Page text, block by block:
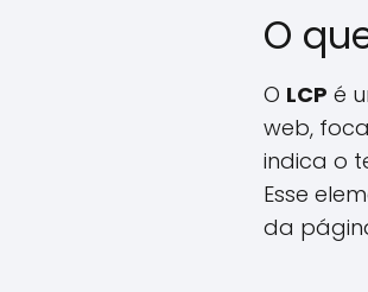
O
O LCP é
web,
indica o
Esse
da